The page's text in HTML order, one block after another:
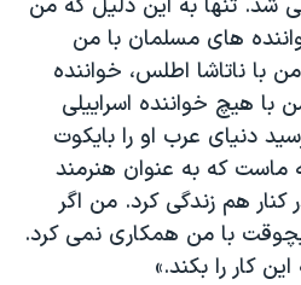
های مسلمان با من
با ناتاشا اطلس، خواننده
هیچ خواننده اسراییلی
دنیای عرب او را بایکوت
ماست که به عنوان هنرمند
هم زندگی کرد. من اگر
با من همکاری نمی کرد.
کار را بکند.»